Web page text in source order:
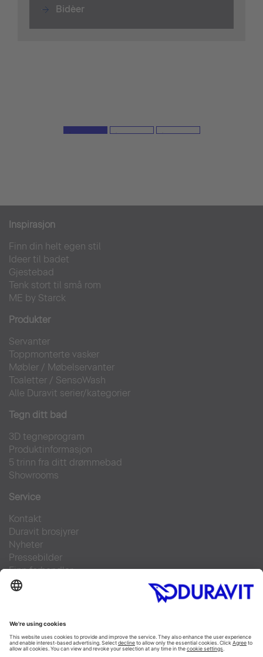
Bidèer
Inspirasjon
Finn din helt egen stil
Ideer til badet
Gjestebad
Tenk stort til små rom
ME by Starck
Produkter
Servanter
Toppmonterte vasker
Møbler / Møbelservanter
Toaletter / SensoWash
Alle Duravit serier/kategorier
Tegn ditt bad
3D tegneprogram
Produktinformasjon
5 trinn fra ditt drømmebad
Showrooms
Service
Kontakt
Duravit brosjyrer
Nyheter
Pressebilder
Finn forhandler
Ofte stilte spørsmål
Facebook
Instagram
Pinterest
Flickr